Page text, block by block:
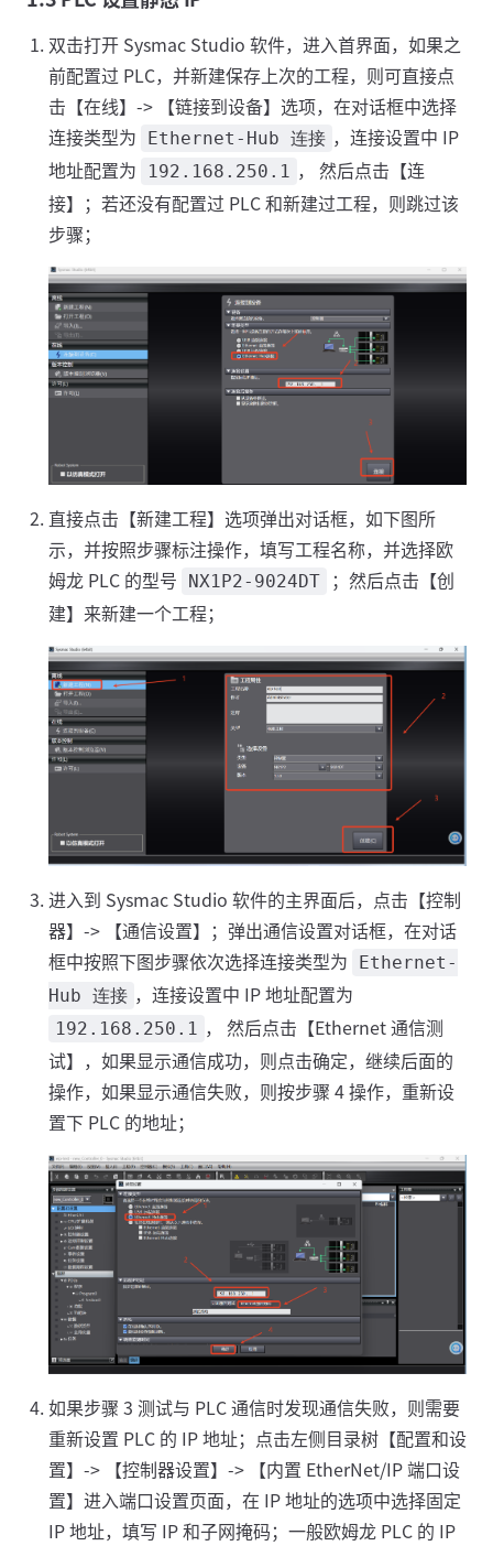
双击打开 Sysmac Studio 软件，进入首界面，如果之
前配置过 PLC，并新建保存上次的工程，则可直接点
击【在线】-> 【链接到设备】选项，在对话框中选择
连接类型为
Ethernet-Hub 连接 ，连接设置中 IP
地址配置为
192.168.250.1 ， 然后点击【连
接】；若还没有配置过 PLC 和新建过工程，则跳过该
步骤；
直接点击【新建工程】选项弹出对话框，如下图所
示，并按照步骤标注操作，填写工程名称，并选择欧
姆龙 PLC 的型号
NX1P2-9024DT
；然后点击【创
建】来新建一个工程；
进入到 Sysmac Studio 软件的主界面后，点击【控制
器】-> 【通信设置】；弹出通信设置对话框，在对话
框中按照下图步骤依次选择连接类型为
Ethernet-
Hub 连接 ，连接设置中 IP 地址配置为
192.168.250.1 ， 然后点击【Ethernet 通信测
试】，如果显示通信成功，则点击确定，继续后面的
操作，如果显示通信失败，则按步骤 4 操作，重新设
置下 PLC 的地址；
如果步骤 3 测试与 PLC 通信时发现通信失败，则需要
重新设置 PLC 的 IP 地址；点击左侧目录树【配置和设
置】-> 【控制器设置】-> 【内置 EtherNet/IP 端口设
置】进入端口设置页面，在 IP 地址的选项中选择固定
IP 地址，填写 IP 和子网掩码；一般欧姆龙 PLC 的 IP